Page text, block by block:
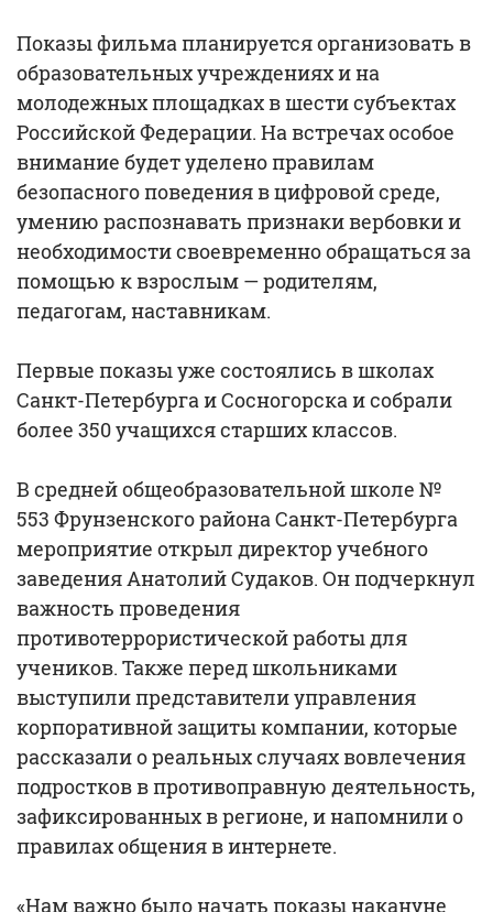
Показы фильма планируется организовать в
образовательных учреждениях и на
молодежных площадках в шести субъектах
Российской Федерации. На встречах особое
внимание будет уделено правилам
безопасного поведения в цифровой среде,
умению распознавать признаки вербовки и
необходимости своевременно обращаться за
помощью к взрослым — родителям,
педагогам, наставникам.
Первые показы уже состоялись в школах
Санкт-Петербурга и Сосногорска и собрали
более 350 учащихся старших классов.
В средней общеобразовательной школе №
553 Фрунзенского района Санкт-Петербурга
мероприятие открыл директор учебного
заведения Анатолий Судаков. Он подчеркнул
важность проведения
противотеррористической работы для
учеников. Также перед школьниками
выступили представители управления
корпоративной защиты компании, которые
рассказали о реальных случаях вовлечения
подростков в противоправную деятельность,
зафиксированных в регионе, и напомнили о
правилах общения в интернете.
«Нам важно было начать показы накануне